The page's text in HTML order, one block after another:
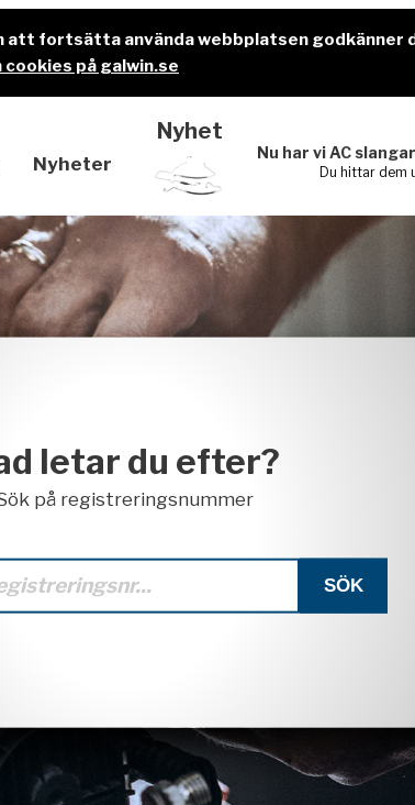
att fortsätta använda webbplatsen godkänner
cookies på galwin.se
Nyheter
Nyhet
Nu har vi AC
Du hittar dem
letar du efter?
på registreringsnummer